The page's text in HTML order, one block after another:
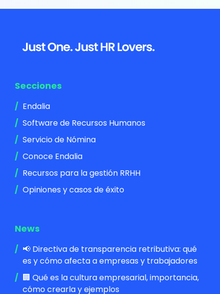
Footer
Secciones
Endalia
Software de Recursos Humanos
Servicio de Nómina
Conoce Endalia
Recursos para la gestión RRHH
Opiniones y casos de éxito
News
📢 Directiva de transparencia retributiva: qué
es y cómo afecta a empresas y trabajadores
🏢 Qué es la cultura empresarial, importancia,
cómo crearla y ejemplos